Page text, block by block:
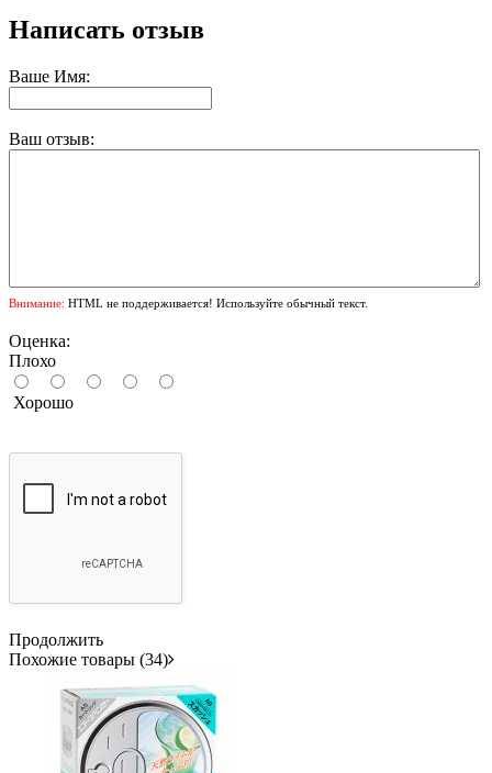
Написать отзыв
Ваше Имя:
Ваш отзыв:
Внимание: HTML не поддерживается! Используйте обычный текст.
Оценка:
Плохо
Хорошо
Продолжить
Похожие товары (34)